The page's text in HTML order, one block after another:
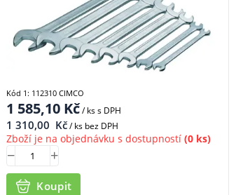
1 585,10 Kč/ kss DPH
1 310,00 Kč/ ks bez DPH
Zboží je na objednávku s dostupností (0 ks)
Koupit
Kód 1: 112310 CIMCO